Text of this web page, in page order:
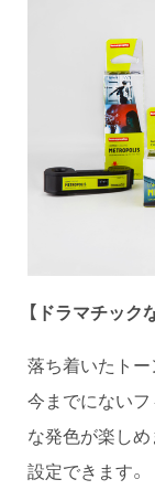
【ドラマチック
落ち着いたトー
今までにない
な発色が楽し
設定できます。